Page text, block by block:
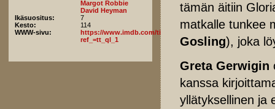
Margot Robbie
David Heyman
Ikäsuositus:
7
Kesto:
114
WWW-sivu:
https://www.imdb.com/title/tt1517268/fullcredits/?
ref_=tt_ql_1
tämän äitiin
matkalle tunkee
Gosling), joka
Greta Gerwigin
kanssa
yllätyksellinen ja